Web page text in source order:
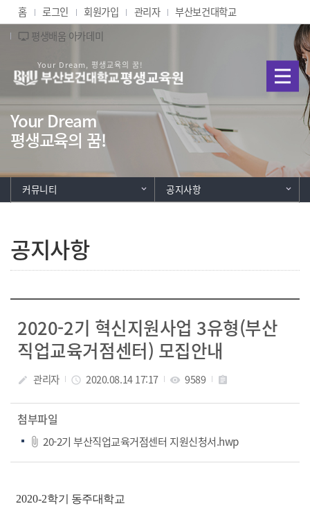
Skip Menu
홈 로그인 회원가입 관리자 부산보건대학교
airplay 평생배움 아카데미
부산보건대학교 평생교육
Your Dream
평생교육의 꿈!
커뮤니티 공지사항
공지사항
2020-2기 혁신지원사업 3유형(부산
직업교육거점센터) 모집안내
create 관리자 access_time 2020.08.14 17:17 visibility 9589 assignment
첨부파일
20-2기 부산직업교육거점센터 지원신청서.hwp
2020-2학기 동주대학교